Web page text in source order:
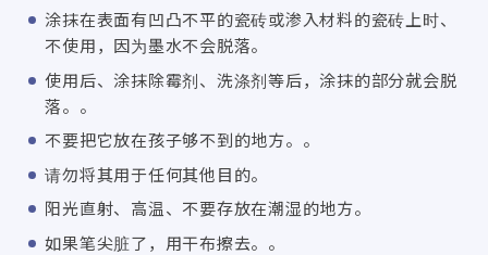
涂抹在表面有凹凸不平的瓷砖或渗入材料的瓷砖上时、
不使用，因为墨水不会脱落。
使用后、涂抹除霉剂、洗涤剂等后，涂抹的部分就会脱
落。。
不要把它放在孩子够不到的地方。。
请勿将其用于任何其他目的。
阳光直射、高温、不要存放在潮湿的地方。
如果笔尖脏了，用干布擦去。。